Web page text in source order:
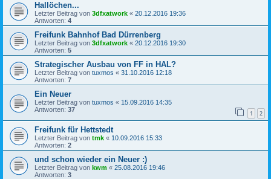
Hallöchen...
Letzter Beitrag von 3dfxatwork « 20.12.2016 19:36
Antworten: 4
Freifunk Bahnhof Bad Dürrenberg
Letzter Beitrag von 3dfxatwork « 20.12.2016 19:30
Antworten: 5
Strategischer Ausbau von FF in HAL?
Letzter Beitrag von tuxmos « 31.10.2016 12:18
Antworten: 7
Ein Neuer
Letzter Beitrag von tuxmos « 15.09.2016 14:35
Antworten: 37 1 2
Freifunk für Hettstedt
Letzter Beitrag von tmk « 10.09.2016 15:33
Antworten: 2
und schon wieder ein Neuer :)
Letzter Beitrag von kwm « 25.08.2016 19:46
Antworten: 3